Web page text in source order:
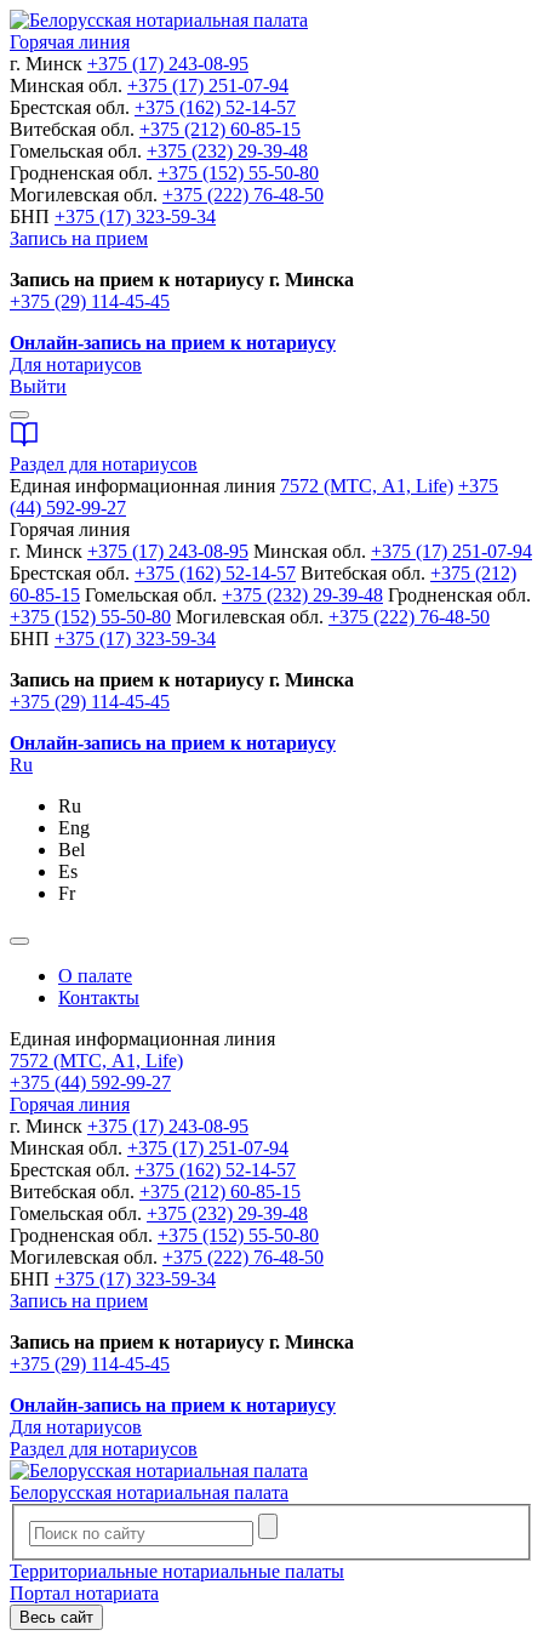
Горячая линия
г. Минск +375 (17) 243-08-95
Минская обл. +375 (17) 251-07-94
Брестская обл. +375 (162) 52-14-57
Витебская обл. +375 (212) 60-85-15
Гомельская обл. +375 (232) 29-39-48
Гродненская обл. +375 (152) 55-50-80
Могилевская обл. +375 (222) 76-48-50
БНП +375 (17) 323-59-34
Запись на прием
Запись на прием к нотариусу г. Минска
+375 (29) 114-45-45
Онлайн-запись на прием к нотариусу
Для нотариусов
Выйти
Раздел для нотариусов
Единая информационная линия 7572 (МТС, A1, Life) +375
(44) 592-99-27
Горячая линия
г. Минск +375 (17) 243-08-95 Минская обл. +375 (17) 251-07-94
Брестская обл. +375 (162) 52-14-57 Витебская обл. +375 (212)
60-85-15 Гомельская обл. +375 (232) 29-39-48 Гродненская обл.
+375 (152) 55-50-80 Могилевская обл. +375 (222) 76-48-50
БНП +375 (17) 323-59-34
Запись на прием к нотариусу г. Минска
+375 (29) 114-45-45
Онлайн-запись на прием к нотариусу
Ru
Ru
Eng
Bel
Es
Fr
О палате
Контакты
Единая информационная линия
7572 (МТС, A1, Life)
+375 (44) 592-99-27
Горячая линия
г. Минск +375 (17) 243-08-95
Минская обл. +375 (17) 251-07-94
Брестская обл. +375 (162) 52-14-57
Витебская обл. +375 (212) 60-85-15
Гомельская обл. +375 (232) 29-39-48
Гродненская обл. +375 (152) 55-50-80
Могилевская обл. +375 (222) 76-48-50
БНП +375 (17) 323-59-34
Запись на прием
Запись на прием к нотариусу г. Минска
+375 (29) 114-45-45
Онлайн-запись на прием к нотариусу
Для нотариусов
Раздел для нотариусов
Белорусская нотариальная палата
Территориальные нотариальные палаты
Портал нотариата
Весь сайт